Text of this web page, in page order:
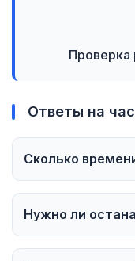
Проверка
Ответы на
Сколько
Нужно ли